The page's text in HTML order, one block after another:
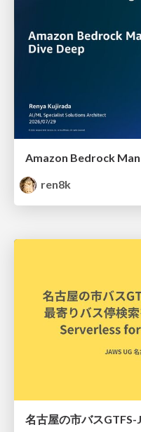
ren8k